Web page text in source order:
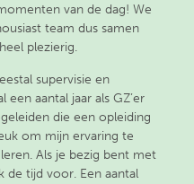
van de dag! We
team dus samen
plezierig.
supervisie en
aantal jaar als GZ’er
die een opleiding
om mijn ervaring te
Als je bezig bent met
de tijd voor. Een aantal